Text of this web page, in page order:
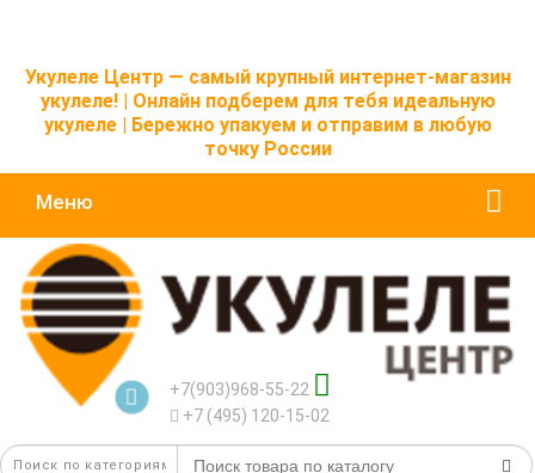
Укулеле Центр — самый крупный интернет-магазин
укулеле! | Онлайн подберем для тебя идеальную
укулеле | Бережно упакуем и отправим в любую
точку России
Меню
+7(903)968-55-22
+7 (495) 120-15-02